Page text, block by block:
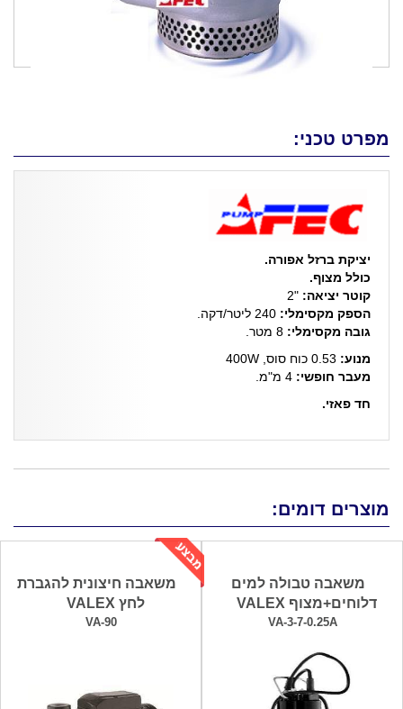
מפרט טכני:
יציקת ברזל אפורה.
כולל מצוף.
קוטר יציאה: "2
הספק מקסימלי: 240 ליטר/דקה.
גובה מקסימלי: 8 מטר.
מנוע: 0.53 כוח סוס, 400W
מעבר חופשי: 4 מ"מ.
חד פאזי.
מוצרים דומים:
משאבה טבולה למים
דלוחים+מצוף VALEX
VA-3-7-0.25A
משאבה חיצונית להגברת
לחץ VALEX
VA-90